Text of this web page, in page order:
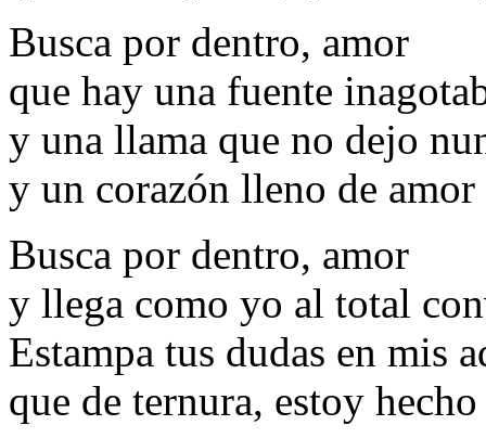
Busca por dentro, amor
que hay una fuente
y una llama que no dejo
y un corazón lleno de
Busca por dentro, amor
y llega como yo al total
Estampa tus dudas en mis
que de ternura, estoy